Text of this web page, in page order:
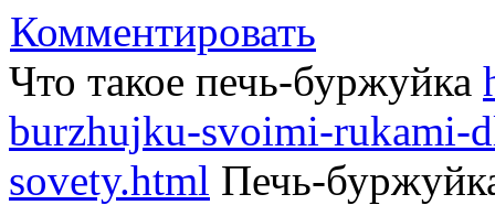
Комментировать
Что такое печь-буржуйка
burzhujku-svoimi-rukami-
sovety.html Печь-